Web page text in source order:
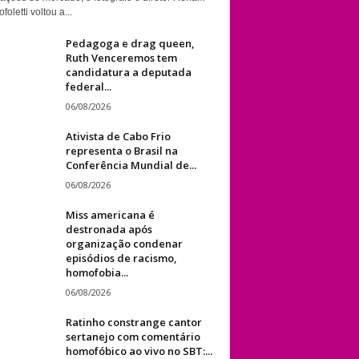
voltou a...
Pedagoga e drag queen,
Ruth Venceremos tem
candidatura a deputada
federal...
06/08/2026
Ativista de Cabo Frio
representa o Brasil na
Conferência Mundial de...
06/08/2026
Miss americana é
destronada após
organização condenar
episódios de racismo,
homofobia...
06/08/2026
Ratinho constrange cantor
sertanejo com comentário
homofóbico ao vivo no SBT:...